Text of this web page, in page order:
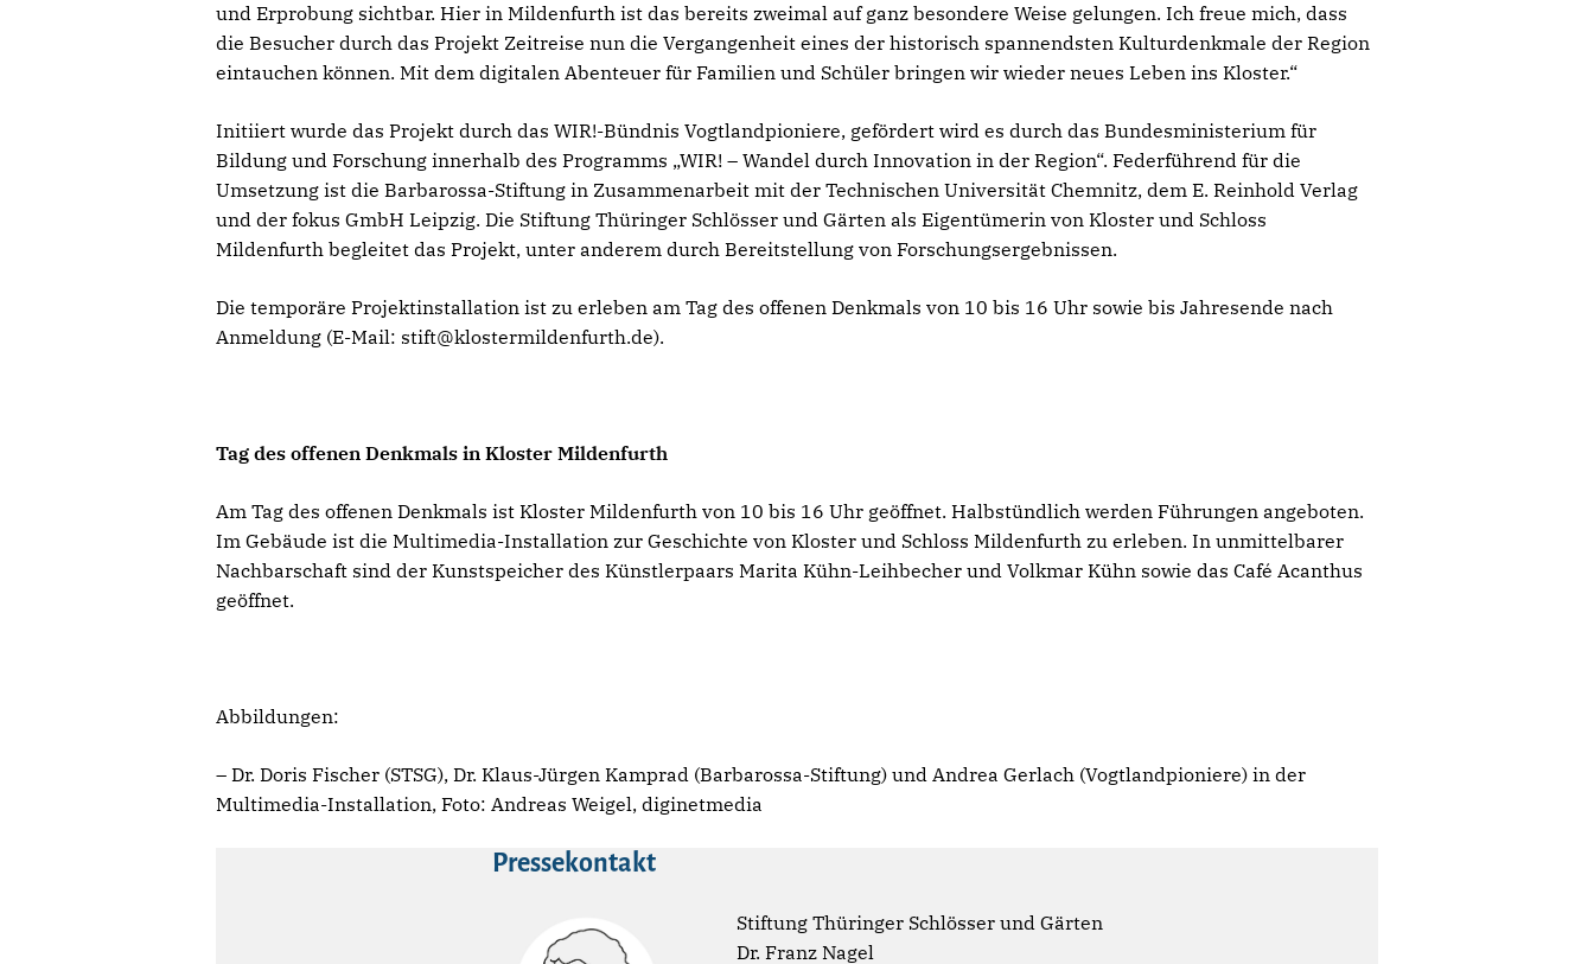
und Erprobung sichtbar. Hier in Mildenfurth ist das bereits zweimal auf ganz besondere Weise gelungen. Ich freue mich, dass
die Besucher durch das Projekt Zeitreise nun die Vergangenheit eines der historisch spannendsten Kulturdenkmale der Region
eintauchen können. Mit dem digitalen Abenteuer für Familien und Schüler bringen wir wieder neues Leben ins Kloster.“
Initiiert wurde das Projekt durch das WIR!-Bündnis Vogtlandpioniere, gefördert wird es durch das Bundesministerium für
Bildung und Forschung innerhalb des Programms „WIR! – Wandel durch Innovation in der Region“. Federführend für die
Umsetzung ist die Barbarossa-Stiftung in Zusammenarbeit mit der Technischen Universität Chemnitz, dem E. Reinhold Verlag
und der fokus GmbH Leipzig. Die Stiftung Thüringer Schlösser und Gärten als Eigentümerin von Kloster und Schloss
Mildenfurth begleitet das Projekt, unter anderem durch Bereitstellung von Forschungsergebnissen.
Die temporäre Projektinstallation ist zu erleben am Tag des offenen Denkmals von 10 bis 16 Uhr sowie bis Jahresende nach
Anmeldung (E-Mail: stift@klostermildenfurth.de).
Tag des offenen Denkmals in Kloster Mildenfurth
Am Tag des offenen Denkmals ist Kloster Mildenfurth von 10 bis 16 Uhr geöffnet. Halbstündlich werden Führungen angeboten.
Im Gebäude ist die Multimedia-Installation zur Geschichte von Kloster und Schloss Mildenfurth zu erleben. In unmittelbarer
Nachbarschaft sind der Kunstspeicher des Künstlerpaars Marita Kühn-Leihbecher und Volkmar Kühn sowie das Café Acanthus
geöffnet.
Abbildungen:
– Dr. Doris Fischer (STSG), Dr. Klaus-Jürgen Kamprad (Barbarossa-Stiftung) und Andrea Gerlach (Vogtlandpioniere) in der
Multimedia-Installation, Foto: Andreas Weigel, diginetmedia
Pressekontakt
Stiftung Thüringer Schlösser und Gärten
Dr. Franz Nagel